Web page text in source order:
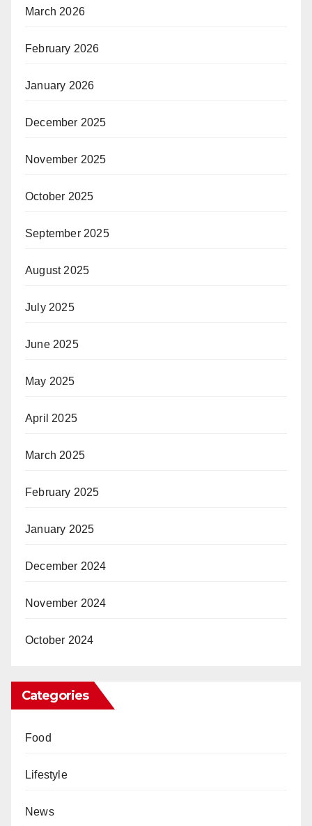
March 2026
February 2026
January 2026
December 2025
November 2025
October 2025
September 2025
August 2025
July 2025
June 2025
May 2025
April 2025
March 2025
February 2025
January 2025
December 2024
November 2024
October 2024
Categories
Food
Lifestyle
News